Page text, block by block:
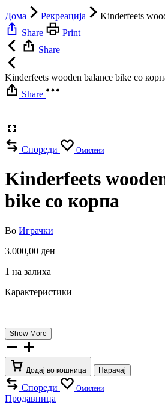
Дома Рекреација
Kinderfeets
Share
Print
Share
Kinderfeets wooden balance bike со
Share
Спореди Омилени
Kinderfeets
bike со корпа
Во Играчки
3.000,00 ден
1 на залиха
Карактеристики
Show More
Kinderfeets
wooden
balance
bike
со
корпа
Додај во кошница Нарачај
Спореди Омилени
Продавница